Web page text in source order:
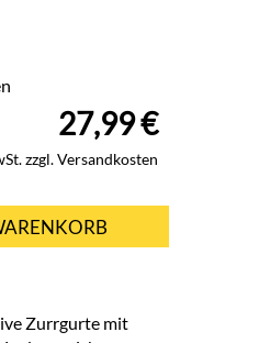
27,99€
zzgl. Versandkosten
Zurrgurte mit